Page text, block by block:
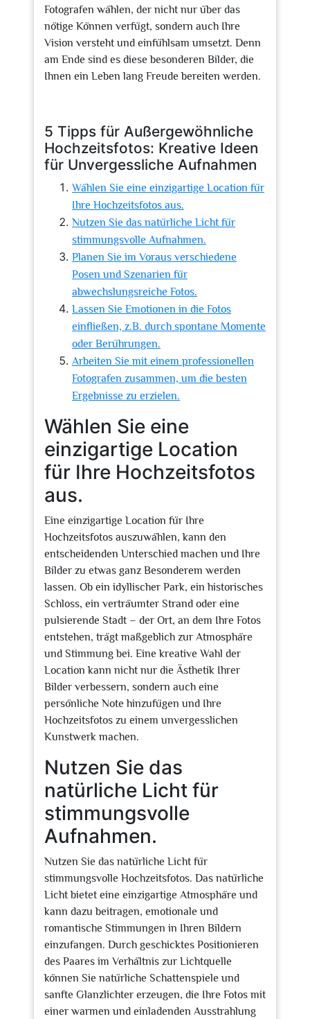
Fotografen wählen, der nicht nur über das
nötige Können verfügt, sondern auch Ihre
Vision versteht und einfühlsam umsetzt. Denn
am Ende sind es diese besonderen Bilder, die
Ihnen ein Leben lang Freude bereiten werden.
5 Tipps für Außergewöhnliche
Hochzeitsfotos: Kreative Ideen
für Unvergessliche Aufnahmen
Wählen Sie eine einzigartige Location für
Ihre Hochzeitsfotos aus.
Nutzen Sie das natürliche Licht für
stimmungsvolle Aufnahmen.
Planen Sie im Voraus verschiedene
Posen und Szenarien für
abwechslungsreiche Fotos.
Lassen Sie Emotionen in die Fotos
einfließen, z.B. durch spontane Momente
oder Berührungen.
Arbeiten Sie mit einem professionellen
Fotografen zusammen, um die besten
Ergebnisse zu erzielen.
Wählen Sie eine
einzigartige Location
für Ihre Hochzeitsfotos
aus.
Eine einzigartige Location für Ihre
Hochzeitsfotos auszuwählen, kann den
entscheidenden Unterschied machen und Ihre
Bilder zu etwas ganz Besonderem werden
lassen. Ob ein idyllischer Park, ein historisches
Schloss, ein verträumter Strand oder eine
pulsierende Stadt – der Ort, an dem Ihre Fotos
entstehen, trägt maßgeblich zur Atmosphäre
und Stimmung bei. Eine kreative Wahl der
Location kann nicht nur die Ästhetik Ihrer
Bilder verbessern, sondern auch eine
persönliche Note hinzufügen und Ihre
Hochzeitsfotos zu einem unvergesslichen
Kunstwerk machen.
Nutzen Sie das
natürliche Licht für
stimmungsvolle
Aufnahmen.
Nutzen Sie das natürliche Licht für
stimmungsvolle Hochzeitsfotos. Das natürliche
Licht bietet eine einzigartige Atmosphäre und
kann dazu beitragen, emotionale und
romantische Stimmungen in Ihren Bildern
einzufangen. Durch geschicktes Positionieren
des Paares im Verhältnis zur Lichtquelle
können Sie natürliche Schattenspiele und
sanfte Glanzlichter erzeugen, die Ihre Fotos mit
einer warmen und einladenden Ausstrahlung